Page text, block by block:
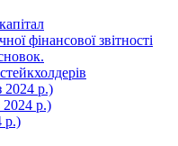
фінансової звітності
2024 р.)
2024 р.)
р.)